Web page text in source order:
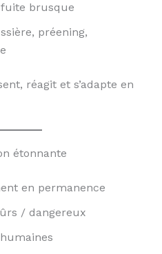
brusque
préening,
réagit et s’adapte en
étonnante
en permanence
/ dangereux